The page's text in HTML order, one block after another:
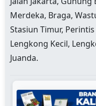
Merdeka, Braga,
Stasiun Timur,
Lengkong Kecil,
Juanda.